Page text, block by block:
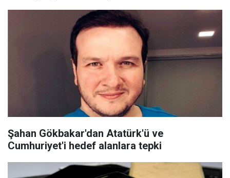
Şahan Gökbakar'dan Atatürk'ü ve
Cumhuriyet'i hedef alanlara tepki